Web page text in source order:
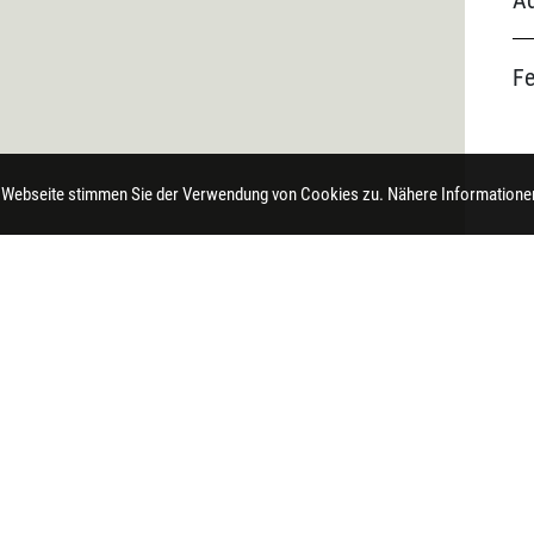
stimmen Sie der Verwendung von Cookies zu. Nähere